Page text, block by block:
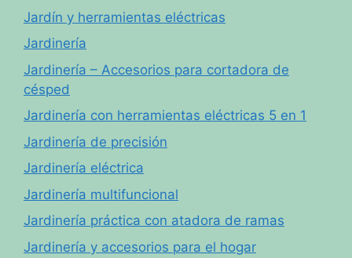
Jardín y herramientas eléctricas
Jardinería
Jardinería – Accesorios para cortadora de
césped
Jardinería con herramientas eléctricas 5 en 1
Jardinería de precisión
Jardinería eléctrica
Jardinería multifuncional
Jardinería práctica con atadora de ramas
Jardinería y accesorios para el hogar